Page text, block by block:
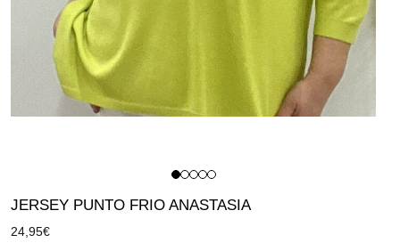
JERSEY PUNTO FRIO ANASTASIA
24,95€